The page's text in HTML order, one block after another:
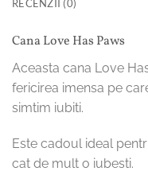
RECENZII (0)
Cana Love Has Paws
Aceasta cana Love
fericirea imensa pe
simtim iubiti.
Este cadoul ideal
cat de mult o iubesti.